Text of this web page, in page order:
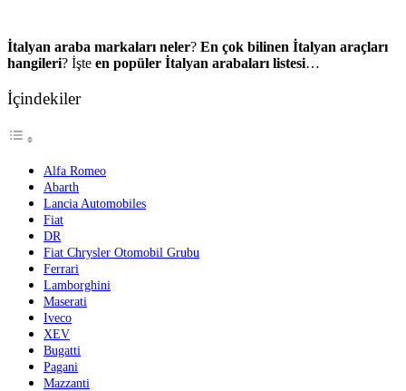
İtalyan araba markaları neler? En çok bilinen İtalyan araçları
hangileri? İşte en popüler İtalyan arabaları listesi…
İçindekiler
Alfa Romeo
Abarth
Lancia Automobiles
Fiat
DR
Fiat Chrysler Otomobil Grubu
Ferrari
Lamborghini
Maserati
Iveco
XEV
Bugatti
Pagani
Mazzanti